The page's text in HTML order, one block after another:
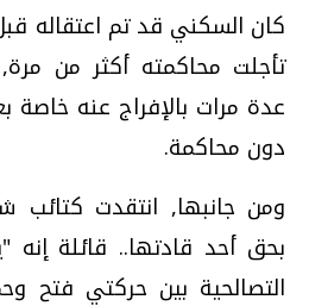
كان السكني قد تم اعتقاله
تأجلت محاكمته أكثر من
عدة مرات بالإفراج عنه
دون محاكمة.
ومن جانبها, انتقدت كتائب
بحق أحد قادتها.. قائلة
التصالحية بين حركتي فتح